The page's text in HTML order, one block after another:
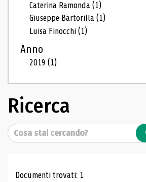
Caterina Ramonda(1)
Giuseppe Bartorilla(1)
Luisa Finocchi(1)
Anno
2019(1)
Ricerca
Cerca
Documenti trovati: 1